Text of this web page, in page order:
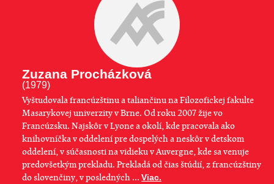
Zuzana Procházková
(1979)
Vyštudovala francúzštinu a taliančinu na Filozofickej fakulte
Masarykovej univerzity v Brne. Od roku 2007 žije vo
Francúzsku. Najskôr v Lyone a okolí, kde pracovala ako
knihovníčka v oddelení pre dospelých a neskôr v detskom
oddelení, v súčasnosti na vidieku v Auvergne, kde sa venuje
predovšetkým prekladu. Prekladá od čias štúdií, z francúzštiny
do slovenčiny, v posledných ...Viac.